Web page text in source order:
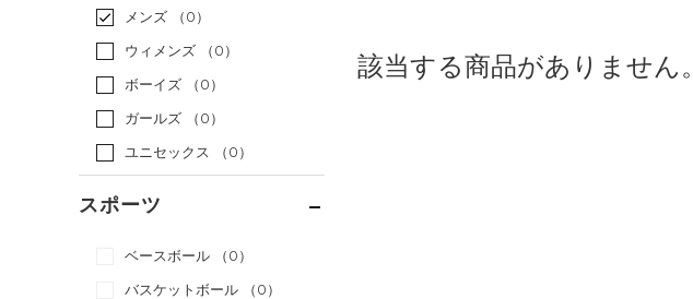
メンズ
（0）
ウィメンズ
（0）
ボーイズ
（0）
ガールズ
（0）
ユニセックス
（0）
スポーツ
ベースボール
（0）
バスケットボール
（0）
該当する商品がありません。